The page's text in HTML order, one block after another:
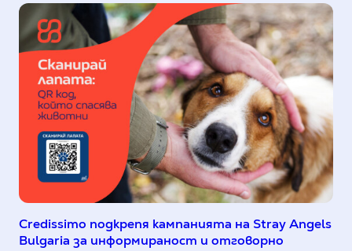
Credissimo подкрепя кампанията на Stray Angels
Bulgaria за информираност и отговорно